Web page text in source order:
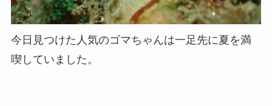
今日見つけた人気のゴマちゃんは一足先に夏を満
喫していました。